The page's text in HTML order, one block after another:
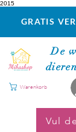
2015
GRATIS
De
Warenkorb
Vul